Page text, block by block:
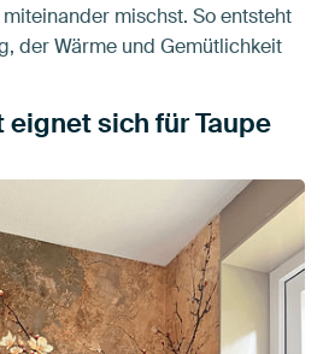
mischst. So entsteht
der Wärme und Gemütlichkeit
eignet sich für Taupe